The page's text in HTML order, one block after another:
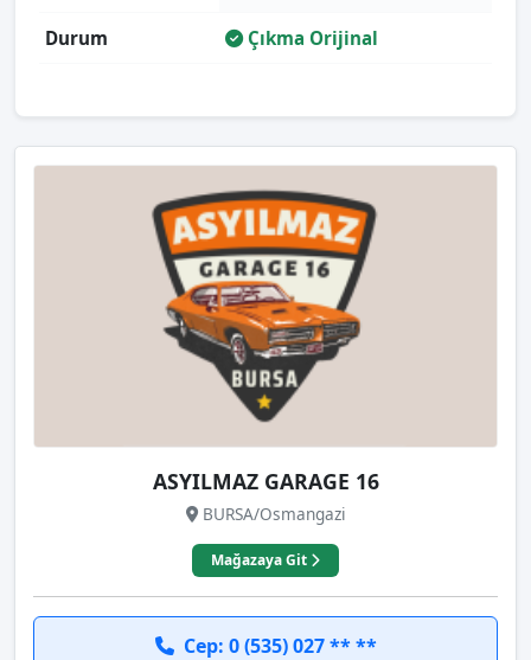
Durum Çıkma Orijinal
ASYILMAZ GARAGE 16
BURSA/Osmangazi
Mağazaya Git
Cep: 0 (535) 027 ** **